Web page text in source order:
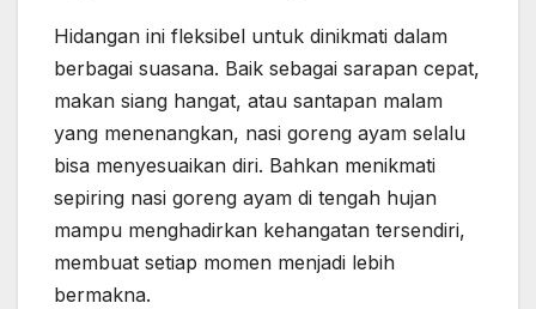
Hidangan ini fleksibel untuk dinikmati dalam
berbagai suasana. Baik sebagai sarapan cepat,
makan siang hangat, atau santapan malam
yang menenangkan, nasi goreng ayam selalu
bisa menyesuaikan diri. Bahkan menikmati
sepiring nasi goreng ayam di tengah hujan
mampu menghadirkan kehangatan tersendiri,
membuat setiap momen menjadi lebih
bermakna.